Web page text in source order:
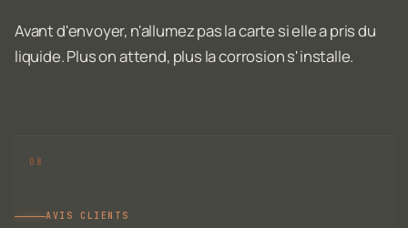
Avant d'envoyer, n'allumez pas la carte si elle a pris du
liquide. Plus on attend, plus la corrosion s'installe.
AVIS CLIENTS